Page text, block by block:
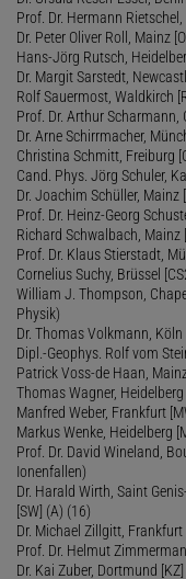
Prof. Dr. Hermann
Dr. Peter Oliver Roll, Mainz
Hans-Jörg Rutsch,
Dr. Margit Sarstedt,
Rolf Sauermost, Waldkirch
Prof. Dr. Arthur Scharmann,
Dr. Arne Schirrmacher,
Christina Schmitt, Freiburg
Cand. Phys. Jörg Schuler,
Dr. Joachim Schüller,
Prof. Dr. Heinz-Georg
Richard Schwalbach, Mainz
Prof. Dr. Klaus Stierstadt,
Cornelius Suchy, Brüssel
William J. Thompson,
Physik)
Dr. Thomas Volkmann, Köln
Dipl.-Geophys. Rolf vom
Patrick Voss-de Haan,
Thomas Wagner,
Manfred Weber, Frankfurt
Markus Wenke, Heidelberg
Prof. Dr. David Wineland,
Ionenfallen)
Dr. Harald Wirth, Saint
[SW] (A) (16)
Dr. Michael Zillgitt, Frankfurt
Prof. Dr. Helmut
Dr. Kai Zuber, Dortmund